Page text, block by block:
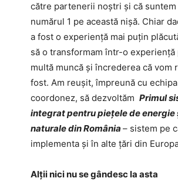
către partenerii noștri și că
numărul 1 pe această nișă. Chiar
a fost o experiență mai puțin
să o transformam într-o experiență
multă muncă și încrederea că vom
fost. Am reușit, împreună cu
coordonez, să dezvoltăm Primul
integrat pentru piețele de energie
naturale din România – sistem pe
implementa și în alte țări din
Alții nici nu se gândesc la asta